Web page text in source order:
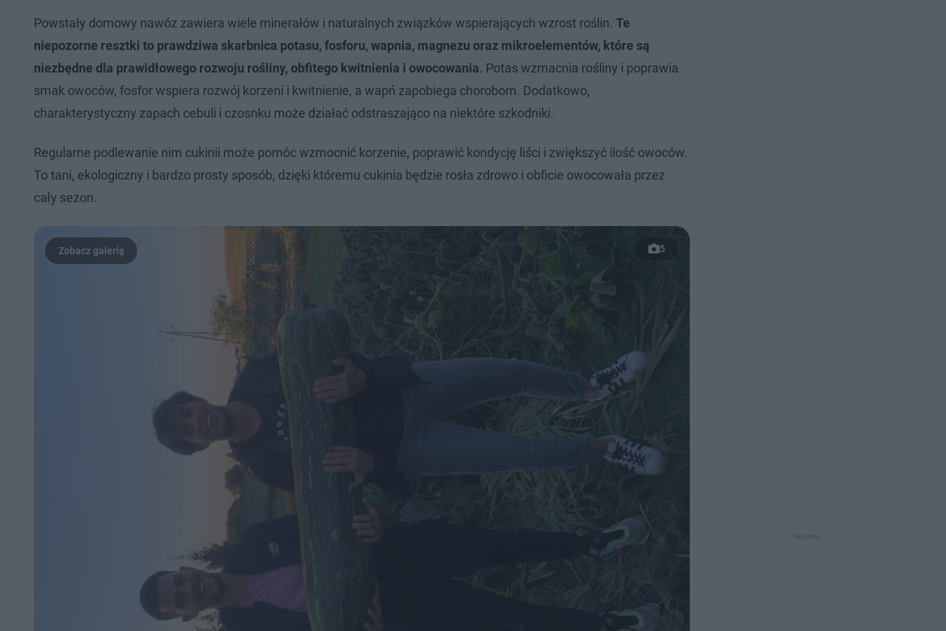
Powstały domowy nawóz zawiera wiele minerałów i naturalnych związków wspierających wzrost roślin. Te
niepozorne resztki to prawdziwa skarbnica potasu, fosforu, wapnia, magnezu oraz mikroelementów, które są
niezbędne dla prawidłowego rozwoju rośliny, obfitego kwitnienia i owocowania. Potas wzmacnia rośliny i poprawia
smak owoców, fosfor wspiera rozwój korzeni i kwitnienie, a wapń zapobiega chorobom. Dodatkowo,
charakterystyczny zapach cebuli i czosnku może działać odstraszająco na niektóre szkodniki.
Regularne podlewanie nim cukinii może pomóc wzmocnić korzenie, poprawić kondycję liści i zwiększyć ilość owoców.
To tani, ekologiczny i bardzo prosty sposób, dzięki któremu cukinia będzie rosła zdrowo i obficie owocowała przez
cały sezon.
5